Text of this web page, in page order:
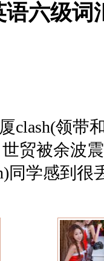
语六级词
领带和
贸被余波
同学感到很